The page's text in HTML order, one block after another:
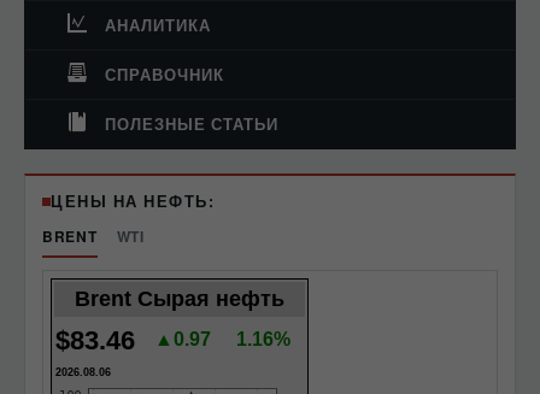
АНАЛИТИКА
СПРАВОЧНИК
ПОЛЕЗНЫЕ СТАТЬИ
ЦЕНЫ НА НЕФТЬ:
BRENT
WTI
Brent Сырая нефть
$83.46 ▲0.97 1.16%
2026.08.06